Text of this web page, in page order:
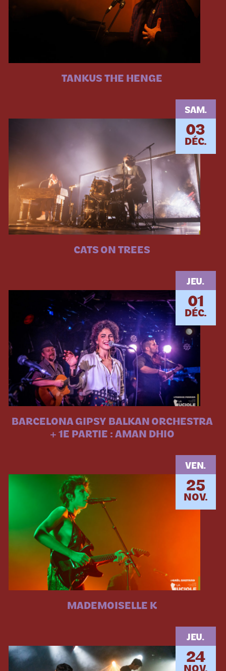
TANKUS THE HENGE
SAM.
03
DÉC.
CATS ON TREES
JEU.
01
DÉC.
BARCELONA GIPSY BALKAN ORCHESTRA
+ 1E PARTIE : AMAN DHIO
VEN.
25
NOV.
MADEMOISELLE K
JEU.
24